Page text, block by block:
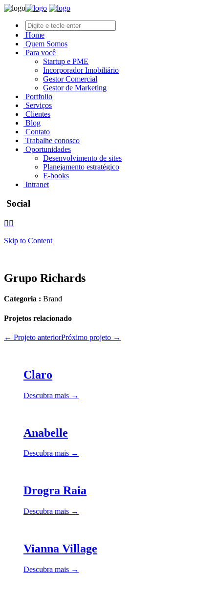
Home
Quem Somos
Para você
Startup e PME
Incorporador Imobiliário
Gestor Comercial
Gestor de Marketing
Portfolio
Serviços
Clientes
Blog
Contato
Trabalhe conosco
Oportunidades
Desenvolvimento de sites
Planejamento estratégico
E-books
Intranet
Social
 
Skip to Content
Grupo Richards
Categoria : Brand
Projetos relacionado
← Projeto anteriorPróximo projeto →
Claro
Descubra mais →
Anabelle
Descubra mais →
Drogra Raia
Descubra mais →
Vianna Village
Descubra mais →